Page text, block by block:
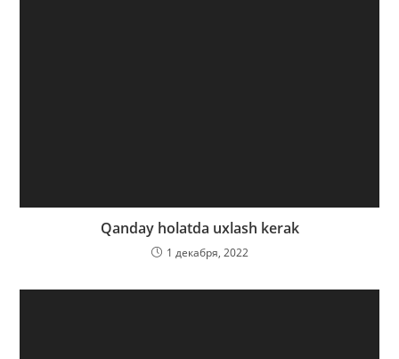
Qanday holatda uxlash kerak
1 декабря, 2022